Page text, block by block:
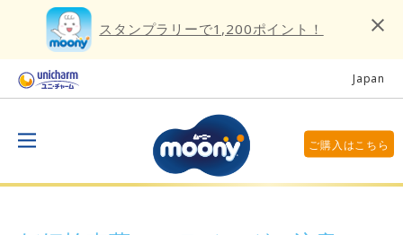
スタンプラリーで1,200ポイント！
Japan
ご購入はこちら